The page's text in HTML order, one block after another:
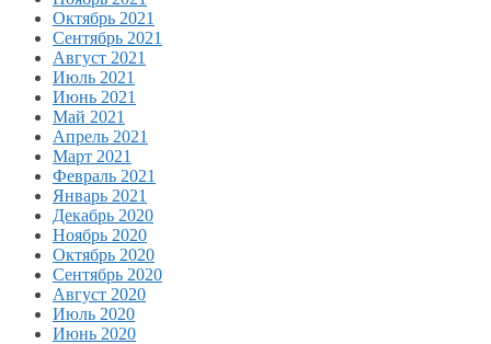
Октябрь 2021
Сентябрь 2021
Август 2021
Июль 2021
Июнь 2021
Май 2021
Апрель 2021
Март 2021
Февраль 2021
Январь 2021
Декабрь 2020
Ноябрь 2020
Октябрь 2020
Сентябрь 2020
Август 2020
Июль 2020
Июнь 2020